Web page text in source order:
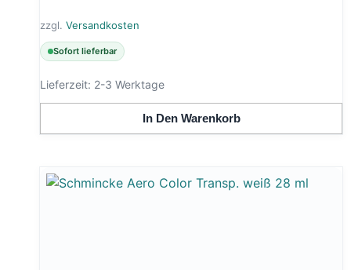
zzgl. Versandkosten
Sofort lieferbar
Lieferzeit: 2-3 Werktage
In Den Warenkorb